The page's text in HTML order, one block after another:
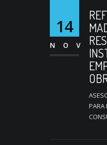
14
NOV
PARA